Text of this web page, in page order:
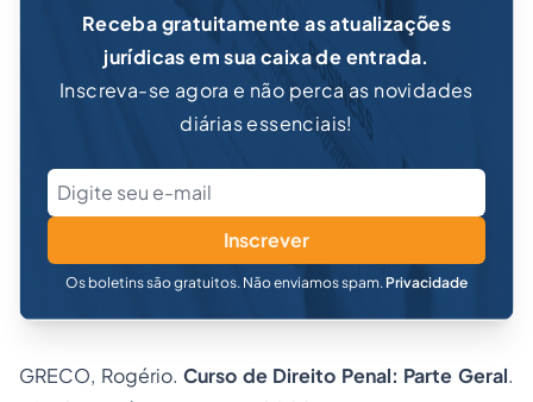
Receba gratuitamente as atualizações
jurídicas em sua caixa de entrada.
Inscreva-se agora e não perca as novidades
diárias essenciais!
Inscrever
Os boletins são gratuitos. Não enviamos spam. Privacidade
GRECO, Rogério.Curso de Direito Penal: Parte Geral.